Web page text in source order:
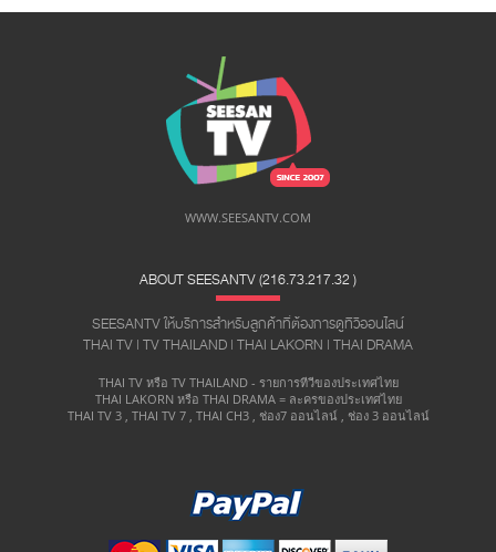
WWW.SEESANTV.COM
ABOUT SEESANTV (216.73.217.32 ​)
SEESANTV ให้บริการสำหรับลูกค้าที่ต้องการดูทีวีออนไลน์
THAI TV | TV THAILAND | THAI LAKORN | THAI DRAMA
THAI TV หรือ TV THAILAND - รายการทีวีของประเทศไทย
THAI LAKORN หรือ THAI DRAMA = ละครของประเทศไทย
THAI TV 3 , THAI TV 7 , THAI CH3 , ช่อง7 ออนไลน์ , ช่อง 3 ออนไลน์